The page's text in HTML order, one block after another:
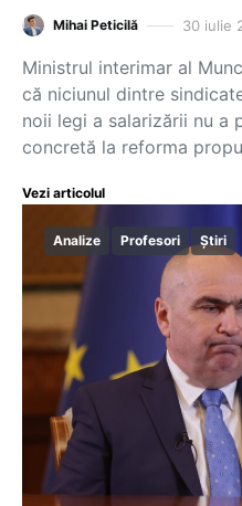
Mihai Peticilă 30 iulie
Ministrul interimar al
că niciunul dintre
noii legi a salarizării nu a
concretă la reforma
Vezi articolul
Analize Profesori Știri